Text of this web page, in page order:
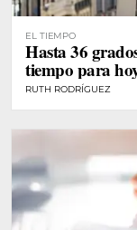
EL TIEMPO
Hasta 36
tiempo para
RUTH RODRÍGUEZ